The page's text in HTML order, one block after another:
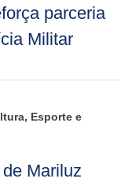
parceria
Militar
Esporte e
Mariluz